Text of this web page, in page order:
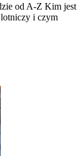
od A-Z Kim jest
i czym